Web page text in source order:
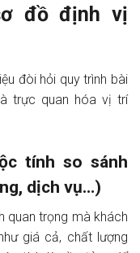
đồ định vị
đòi hỏi quy trình bài
trực quan hóa vị trí
tính so sánh
dịch vụ…)
quan trọng mà khách
giá cả, chất lượng